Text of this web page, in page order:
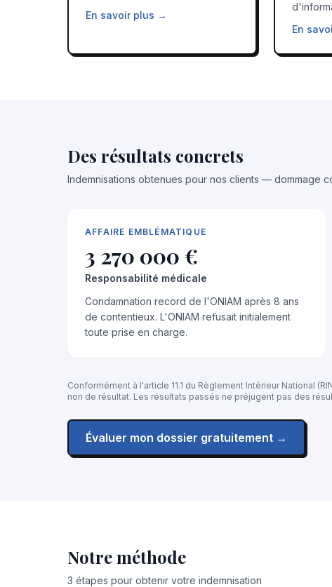
En savoir plus →
En
Des résultats concrets
Indemnisations obtenues pour nos clients — dommage
AFFAIRE EMBLÉMATIQUE
3 270 000 €
Responsabilité médicale
Condamnation record de l'ONIAM après 8 ans
de contentieux. L'ONIAM refusait initialement
toute prise en charge.
Conformément à l'article 11.1 du Règlement Intérieur National
non de résultat. Les résultats passés ne préjugent pas des
Évaluer mon dossier gratuitement →
Notre méthode
3 étapes pour obtenir votre indemnisation